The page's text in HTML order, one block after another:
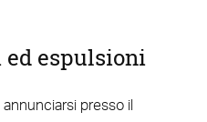
espulsioni
presso il